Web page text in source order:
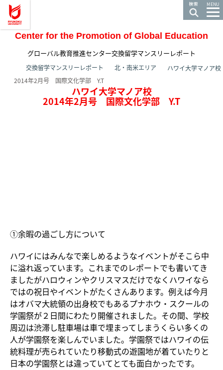
MENU
Center for the Promotion of Global Education
グローバル教育推進センター交換留学マンスリーレポート
ホーム
交換留学マンスリーレポート 北・南米エリア
ハワイ大学マノア校
2014年2月号 国際文化学部 Y.T
ハワイ大学マノア校
2014年2月号 国際文化学部 Y.T
①余暇の過ごし方について
ハワイにはみんなで楽しめるようなイベントがそこら中
に溢れ返っています。これまでのレポートでも書いてき
ましたがハロウィンやクリスマスだけでなくハワイなら
ではの祝日やイベントがたくさんあります。例えば今月
はオバマ大統領の出身校でもあるプナホウ・スクールの
学園祭が２日間にわたり開催されました。その間、学校
周辺は渋滞し駐車場は車で埋まってしまうくらい多くの
人が学園祭を楽しんでいました。学園祭ではハワイの伝
統料理が売られていたり移動式の遊園地が着ていたりと
日本の学園祭とは違っていてとても面白かったです。